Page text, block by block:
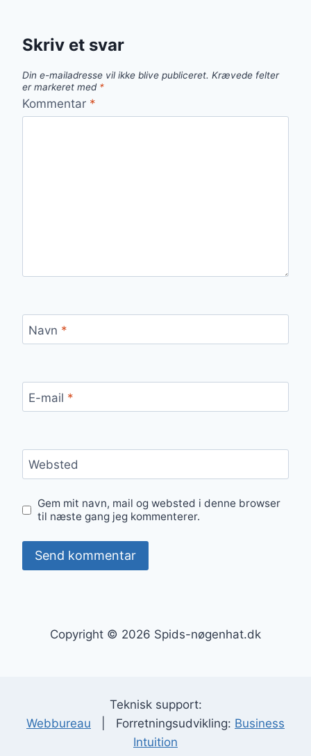
Skriv et svar
Din e-mailadresse vil ikke blive publiceret. Krævede felter
er markeret med *
Kommentar *
Navn *
E-mail *
Websted
Gem mit navn, mail og websted i denne browser
til næste gang jeg kommenterer.
Copyright © 2026 Spids-nøgenhat.dk
Teknisk support:
Webbureau | Forretningsudvikling: Business
Intuition